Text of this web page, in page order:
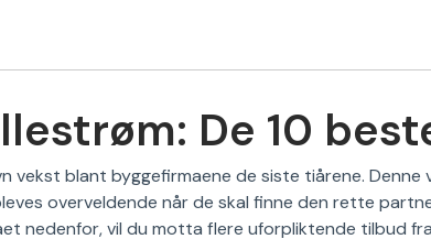
De 10
vekst blant byggefirmaene de siste tiårene.
overveldende når de skal finne den rette
nedenfor, vil du motta flere uforpliktende tilbud